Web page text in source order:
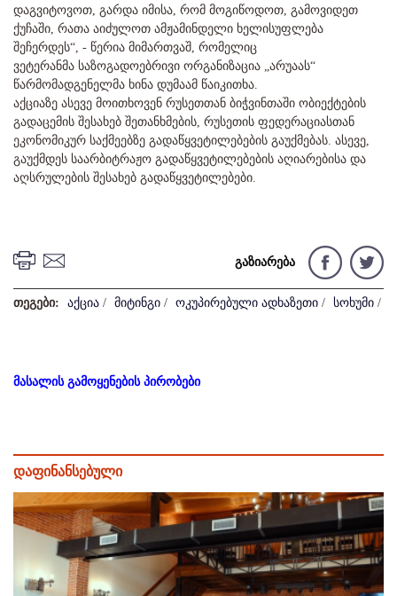
დაგვიტოვოთ, გარდა იმისა, რომ მოგიწოდოთ, გამოვიდეთ
ქუჩაში, რათა აიძულოთ ამჟამინდელი ხელისუფლება
შეჩერდეს“, - წერია მიმართვაშ, რომელიც
ვეტერანმა საზოგადოებრივი ორგანიზაცია „არუაას“
წარმომადგენელმა ხინა დუმაამ წაიკითხა.
აქციაზე ასევე მოითხოვენ რუსეთთან ბიჭვინთაში ობიექტების
გადაცემის შესახებ შეთანხმების, რუსეთის ფედერაციასთან
ეკონომიკურ საქმეებზე გადაწყვეტილებების გაუქმებას. ასევე,
გაუქმდეს საარბიტრაჟო გადაწყვეტილებების აღიარებისა და
აღსრულების შესახებ გადაწყვეტილებები.
გაზიარება
თეგები: აქცია / მიტინგი / ოკუპირებული ადხაზეთი / სოხუმი /
მასალის გამოყენების პირობები
დაფინანსებული